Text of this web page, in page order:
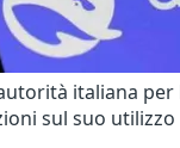
italiana
sul suo